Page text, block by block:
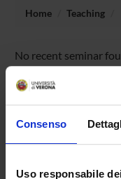
Consenso
Uso responsabile
Home Teaching
No recent seminar
Literature.